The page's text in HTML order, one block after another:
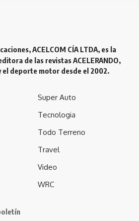
ACELCOM CÍA LTDA, es la
de las revistas ACELERANDO,
el deporte motor desde el 2002.
Super Auto
Tecnologia
Todo Terreno
Travel
Video
WRC